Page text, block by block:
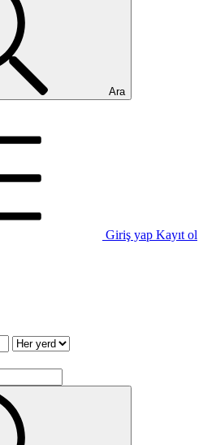
Ara
Giriş yap Kayıt ol